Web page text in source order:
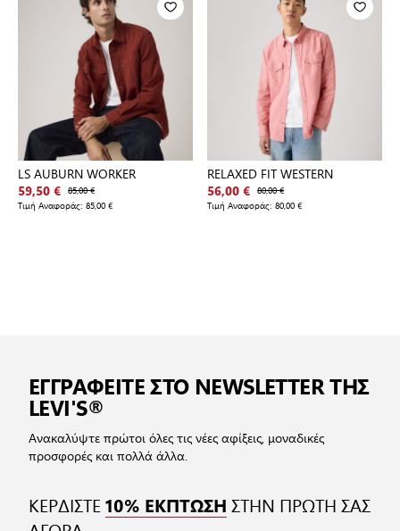
LS AUBURN WORKER
59,50 € 85,00 €
Τιμή Αναφοράς: 85,00 €
RELAXED FIT WESTERN
56,00 € 80,00 €
Τιμή Αναφοράς: 80,00 €
ΕΓΓΡΑΦΕΙΤΕ ΣΤΟ NEWSLETTER ΤΗΣ
LEVI'S®
Ανακαλύψτε πρώτοι όλες τις νέες αφίξεις, μοναδικές
προσφορές και πολλά άλλα.
ΚΕΡΔΙΣΤΕ10% ΕΚΠΤΩΣΗ ΣΤΗΝ ΠΡΩΤΗ ΣΑΣ